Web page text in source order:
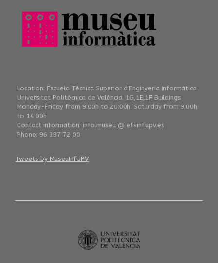
Location: Escuela Tècnica Superior d'Enginyeria Informàtica
Universitat Politècnica de València. 1G,1E,1F Buildings
Monday-Friday from 9:00h to 20:00h. Saturday from 9:00h
to 14:00h
Contact information: info.museu @ etsinf.upv.es
Phone: 96 387 72 00
Tweets by MuseuInfUPV